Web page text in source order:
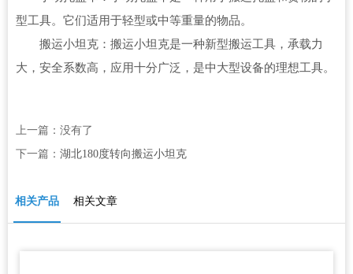
型工具。它们适用于轻型或中等重量的物品。
搬运小坦克：搬运小坦克是一种新型搬运工具，承载力
大，安全系数高，应用十分广泛，是中大型设备的理想工具。
上一篇：没有了
下一篇： 湖北180度转向搬运小坦克
相关产品 相关文章